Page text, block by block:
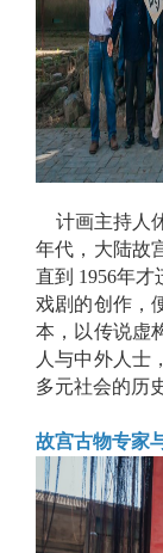
计画主持人
年代，大陆故
直到 1956年
戏剧的创作，
本，以传说虚
人与中外人士
多元社会的历
故宫古物专家